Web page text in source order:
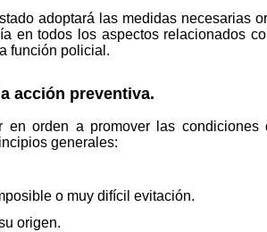
adoptará las medidas necesarias
en todos los aspectos relacionados
función policial.
acción preventiva.
en orden a promover las
generales:
o muy difícil evitación.
origen.